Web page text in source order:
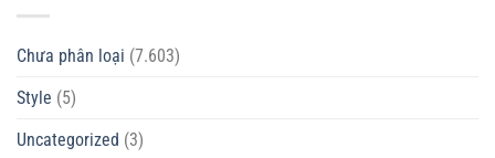
Chưa phân loại (7.603)
Style (5)
Uncategorized (3)